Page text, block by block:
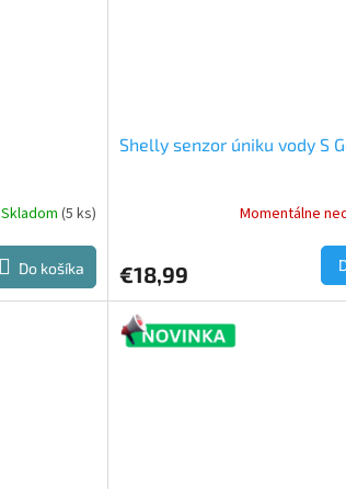
Skladom (5 ks)
Do košíka
Shelly senzor úniku vody S
Momentálne
€18,99